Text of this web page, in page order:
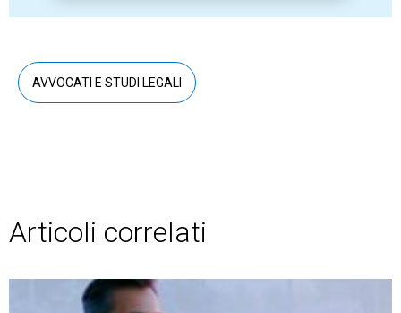
AVVOCATI E STUDI LEGALI
Articoli correlati